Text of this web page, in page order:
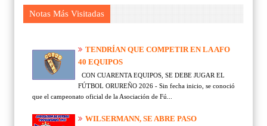
Notas Más Visitadas
TENDRÍAN QUE COMPETIR EN LA AFO
40 EQUIPOS
CON CUARENTA EQUIPOS, SE DEBE JUGAR EL
FÚTBOL ORUREÑO 2026 - Sin fecha inicio, se conoció
que el campeonato oficial de la Asociación de Fú...
WILSERMANN, SE ABRE PASO